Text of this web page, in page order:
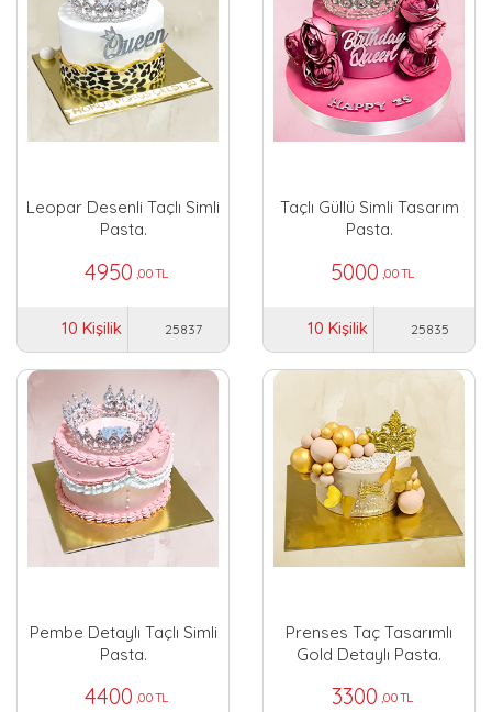
Leopar Desenli Taçlı Simli
Pasta.
4950 ,00 TL
10 Kişilik 25837
Taçlı Güllü Simli Tasarım
Pasta.
5000 ,00 TL
10 Kişilik 25835
Pembe Detaylı Taçlı Simli
Pasta.
4400 ,00 TL
Prenses Taç Tasarımlı
Gold Detaylı Pasta.
3300 ,00 TL